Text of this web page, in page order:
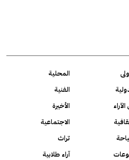
المحلية
الفنية
الأخيرة
الاجتماعية
تراث
آراء طلابية